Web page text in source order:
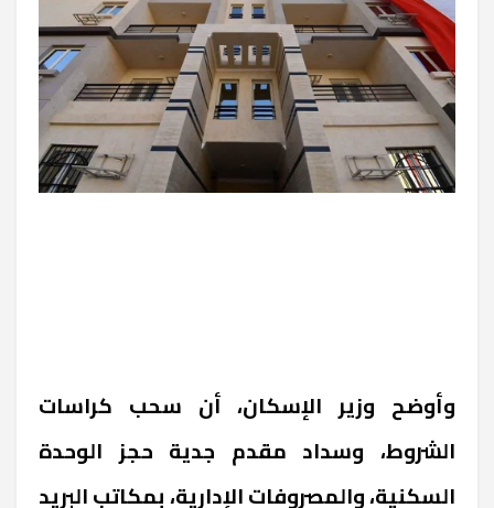
وأوضح وزير الإسكان، أن سحب كراسات
الشروط، وسداد مقدم جدية حجز الوحدة
السكنية، والمصروفات الإدارية، بمكاتب البريد